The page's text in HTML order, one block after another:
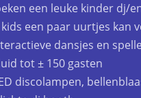
een leuke kinder dj/
een paar uurtjes kan
dansjes en
tot ± 150 gasten
discolampen,